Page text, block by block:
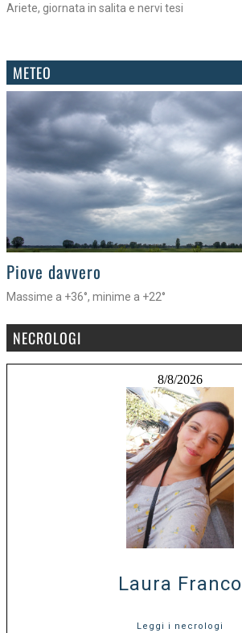
Ariete, giornata in salita e nervi tesi
METEO
>
Piove davvero
Massime a +36°, minime a +22°
NECROLOGI
8/8/2026
Laura Franco
Leggi i necrologi